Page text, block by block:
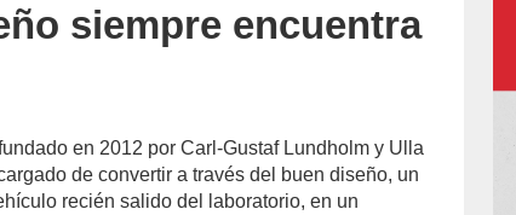
siempre encuentra
en 2012 por Carl-Gustaf Lundholm y Ulla
de convertir a través del buen diseño, un
recién salido del laboratorio, en un